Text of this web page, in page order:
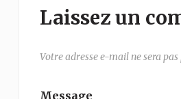
Laissez un
Votre adresse e-mail ne sera pas
Message